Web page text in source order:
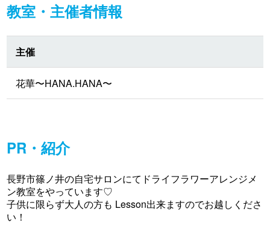
教室・主催者情報
主催
花華〜HANA.HANA〜
PR・紹介
長野市篠ノ井の自宅サロンにてドライフラワーアレンジメ
ン教室をやっています♡
子供に限らず大人の方も Lesson出来ますのでお越しくださ
い！